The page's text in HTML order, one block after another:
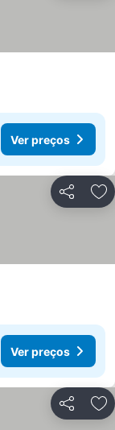
Ver preços
Partilhar
Ver preços
Partilhar